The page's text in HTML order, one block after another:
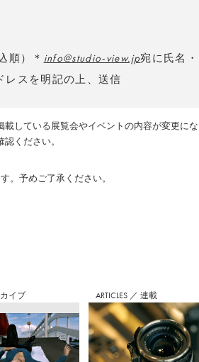
順）＊ info@studio-view.jp宛に氏名
レスを明記の上、送信
している展覧会やイベントの内容が変更に
ください。
。予めご了承ください。
イブ ARTICLES ／ 連載